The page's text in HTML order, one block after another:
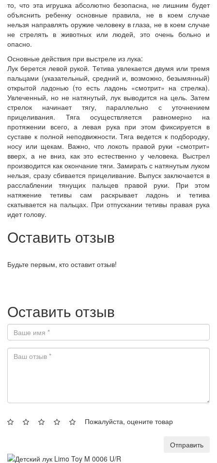
то, что эта игрушка абсолютно безопасна, не лишним будет
объяснить ребенку основные правила, не в коем случае
нельзя направлять оружие человеку в глаза, не в коем случае
не стрелять в животных или людей, это очень больно и
опасно.
Основные действия при выстреле из лука:
Лук берется левой рукой. Тетива увлекается двумя или тремя
пальцами (указательный, средний и, возможно, безымянный)
открытой ладонью (то есть ладонь «смотрит» на стрелка).
Увлеченный, но не натянутый, лук выводится на цель. Затем
стрелок начинает тягу, параллельно с уточнением
прицеливания. Тяга осуществляется равномерно на
протяжении всего, а левая рука при этом фиксируется в
суставе к полной неподвижности. Тяга ведется к подбородку,
носу или щекам. Важно, что локоть правой руки «смотрит»
вверх, а не вниз, как это естественно у человека. Выстрел
производится как окончание тяги. Замирать с натянутым луком
нельзя, сразу сбивается прицеливание. Выпуск заключается в
расслаблении тянущих пальцев правой руки. При этом
натяжение тетивы сам раскрывает ладонь и тетива
скатывается на пальцах. При отпускании тетивы правая рука
идет голову.
Оставить отзыв
Будьте первым, кто оставит отзыв!
Оставить отзыв
Пожалуйста, оцените товар
Отправить